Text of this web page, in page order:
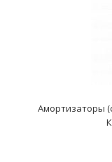
Применение на
Chevrolet и
Амортизаторы